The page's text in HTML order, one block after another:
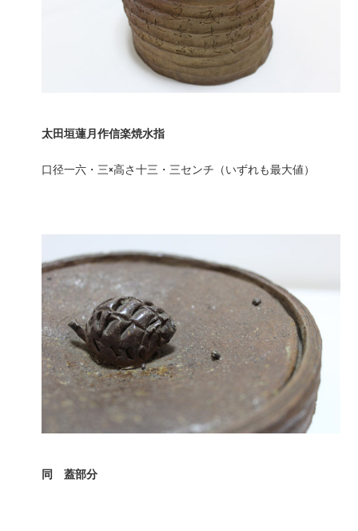
太田垣蓮月作信楽焼水指
口径一六・三×高さ十三・三センチ（いずれも最大値）
同 蓋部分